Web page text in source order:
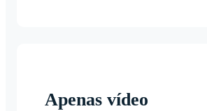
Apenas vídeo